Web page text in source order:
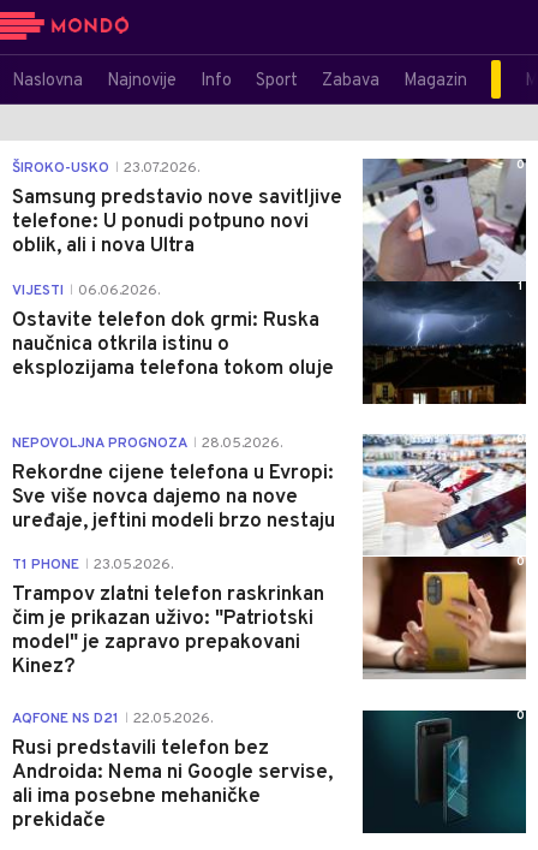
Naslovna Najnovije Info Sport Zabava Magazin
ŠIROKO-USKO 23.07.2026.
Samsung predstavio nove savitljive
telefone: U ponudi potpuno novi
oblik, ali i nova Ultra
0
VIJESTI 06.06.2026.
Ostavite telefon dok grmi: Ruska
naučnica otkrila istinu o
eksplozijama telefona tokom oluje
1
NEPOVOLJNA PROGNOZA 28.05.2026.
Rekordne cijene telefona u Evropi:
Sve više novca dajemo na nove
uređaje, jeftini modeli brzo nestaju
0
T1 PHONE 23.05.2026.
Trampov zlatni telefon raskrinkan
čim je prikazan uživo: "Patriotski
model" je zapravo prepakovani
Kinez?
0
AQFONE NS D21 22.05.2026.
Rusi predstavili telefon bez
Androida: Nema ni Google servise,
ali ima posebne mehaničke
prekidače
0